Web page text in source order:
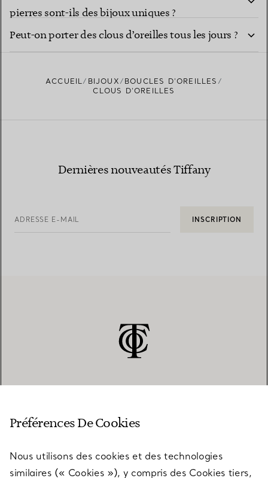
pierres sont-ils des bijoux uniques ?
Peut-on porter des clous d’oreilles tous les jours ?
ACCUEIL BIJOUX
BOUCLES D’OREILLES
CLOUS D’OREILLES
Dernières nouveautés Tiffany
ADRESSE E-MAIL INSCRIPTION
SERVICES
Préférences De Cookies
Nous utilisons des cookies et des technologies
similaires (« Cookies »), y compris des Cookies tiers,